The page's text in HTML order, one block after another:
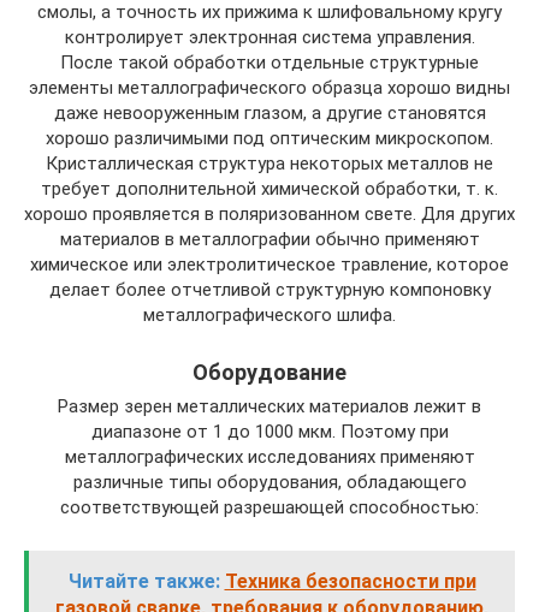
смолы, а точность их прижима к шлифовальному кругу
контролирует электронная система управления.
После такой обработки отдельные структурные
элементы металлографического образца хорошо видны
даже невооруженным глазом, а другие становятся
хорошо различимыми под оптическим микроскопом.
Кристаллическая структура некоторых металлов не
требует дополнительной химической обработки, т. к.
хорошо проявляется в поляризованном свете. Для других
материалов в металлографии обычно применяют
химическое или электролитическое травление, которое
делает более отчетливой структурную компоновку
металлографического шлифа.
Оборудование
Размер зерен металлических материалов лежит в
диапазоне от 1 до 1000 мкм. Поэтому при
металлографических исследованиях применяют
различные типы оборудования, обладающего
соответствующей разрешающей способностью:
Читайте также: Техника безопасности при